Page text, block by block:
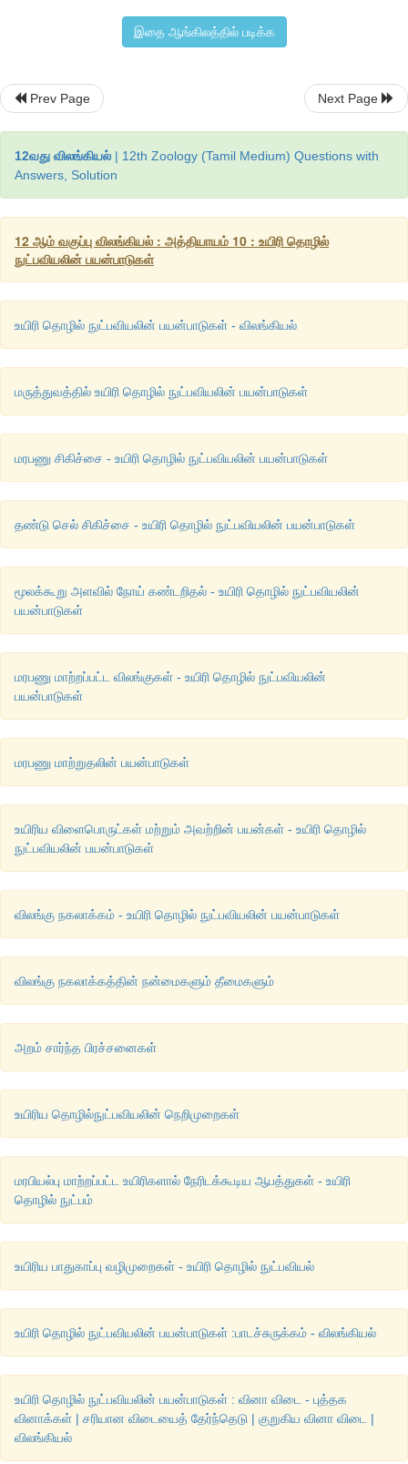
சில குழந்தைகளில், ADA குறைபாட்டை, எலும்பு மஜ்ஜை மாற்று
குணப்படுத்தலாம். இதில், குறைபாடுடைய
பதிலீடு செய்யப்படுகிறது. சில நோயாளிகளில், நொதி
முறையாக, செயல்நிலை ADA நோயாளியின் உடலில்
மரபணு சிகிச்சையின்போது, நோயாளியின் இரத்தத்திலிருந்து
பிரித்தெடுக்கப்பட்டு, ஒரு ஊட்ட வளர்ப்பு ஊடகத்தில்
ADA cDNAவை ரெட்ரோவைரஸ் கடத்தியின் உதவியுடன்
செலுத்தப்படுகிறது. இவ்வாறு மரபுப்பொறியியல் செய்யப்பட்ட
உயிர்வாழ்வதால் குறிப்பிட்ட கால இடைவெளியில், மரபுப்
மஜ்ஜையிலிருந்து எடுக்கப்பட்ட ADA மரபணுக்களை
செல்களுக்குள் செலுத்துவதன் மூலம் இந்நோயை
இயலும்.
இதை ஆங்கிலத்தில் படிக்க
Prev Page Next Page
12வது விலங்கியல் | 12th Zoology (Tamil Medium) Questions with
Answers, Solution
12 ஆம் வகுப்பு விலங்கியல் : அத்தியாயம் 10 : உயிரி தொழில்
நுட்பவியலின் பயன்பாடுகள்
உயிரி தொழில் நுட்பவியலின் பயன்பாடுகள் - விலங்கியல்
மருத்துவத்தில் உயிரி தொழில் நுட்பவியலின் பயன்பாடுகள்
மரபணு சிகிச்சை - உயிரி தொழில் நுட்பவியலின் பயன்பாடுகள்
தண்டு செல் சிகிச்சை - உயிரி தொழில் நுட்பவியலின் பயன்பாடுகள்
மூலக்கூறு அளவில் நோய் கண்டறிதல் - உயிரி தொழில் நுட்பவியலின்
பயன்பாடுகள்
மரபணு மாற்றப்பட்ட விலங்குகள் - உயிரி தொழில் நுட்பவியலின்
பயன்பாடுகள்
மரபணு மாற்றுதலின் பயன்பாடுகள்
உயிரிய விளைபொருட்கள் மற்றும் அவற்றின் பயன்கள் - உயிரி தொழில்
நுட்பவியலின் பயன்பாடுகள்
விலங்கு நகலாக்கம் - உயிரி தொழில் நுட்பவியலின் பயன்பாடுகள்
விலங்கு நகலாக்கத்தின் நன்மைகளும் தீமைகளும்
அறம் சார்ந்த பிரச்சனைகள்
உயிரிய தொழில்நுட்பவியலின் நெறிமுறைகள்
மரபியல்பு மாற்றப்பட்ட உயிரிகளால் நேரிடக்கூடிய ஆபத்துகள் - உயிரி
தொழில் நுட்பம்
உயிரிய பாதுகாப்பு வழிமுறைகள் - உயிரி தொழில் நுட்பவியல்
உயிரி தொழில் நுட்பவியலின் பயன்பாடுகள் :பாடச்சுருக்கம் - விலங்கியல்
உயிரி தொழில் நுட்பவியலின் பயன்பாடுகள் : வினா விடை - புத்தக
வினாக்கள் | சரியான விடையைத் தேர்ந்தெடு | குறுகிய வினா விடை |
விலங்கியல்